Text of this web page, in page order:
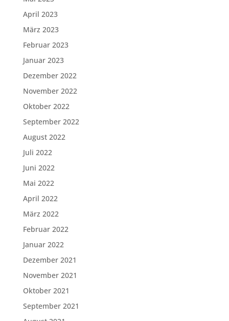
April 2023
März 2023
Februar 2023
Januar 2023
Dezember 2022
November 2022
Oktober 2022
September 2022
August 2022
Juli 2022
Juni 2022
Mai 2022
April 2022
März 2022
Februar 2022
Januar 2022
Dezember 2021
November 2021
Oktober 2021
September 2021